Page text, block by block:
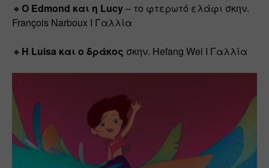
🔸Ο Edmond και η Lucy – το φτερωτό ελάφι σκην.
François Narboux Ι Γαλλία
🔸 Η Luisa και ο δράκος σκην. Hefang Wei Ι Γαλλία